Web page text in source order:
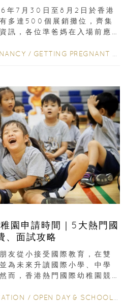
年7月30日至8月2日於香港
多達500個展銷攤位，齊集
訊，各位準爸媽在入場前應
/ GETTING PREGNANT
園申請時間｜5大熱門國
、面試攻略
友從小接受國際教育，在雙
為未來升讀國際小學、中學
而，香港熱門國際幼稚園競
/ OPEN DAY & SCHOOL EVENTS